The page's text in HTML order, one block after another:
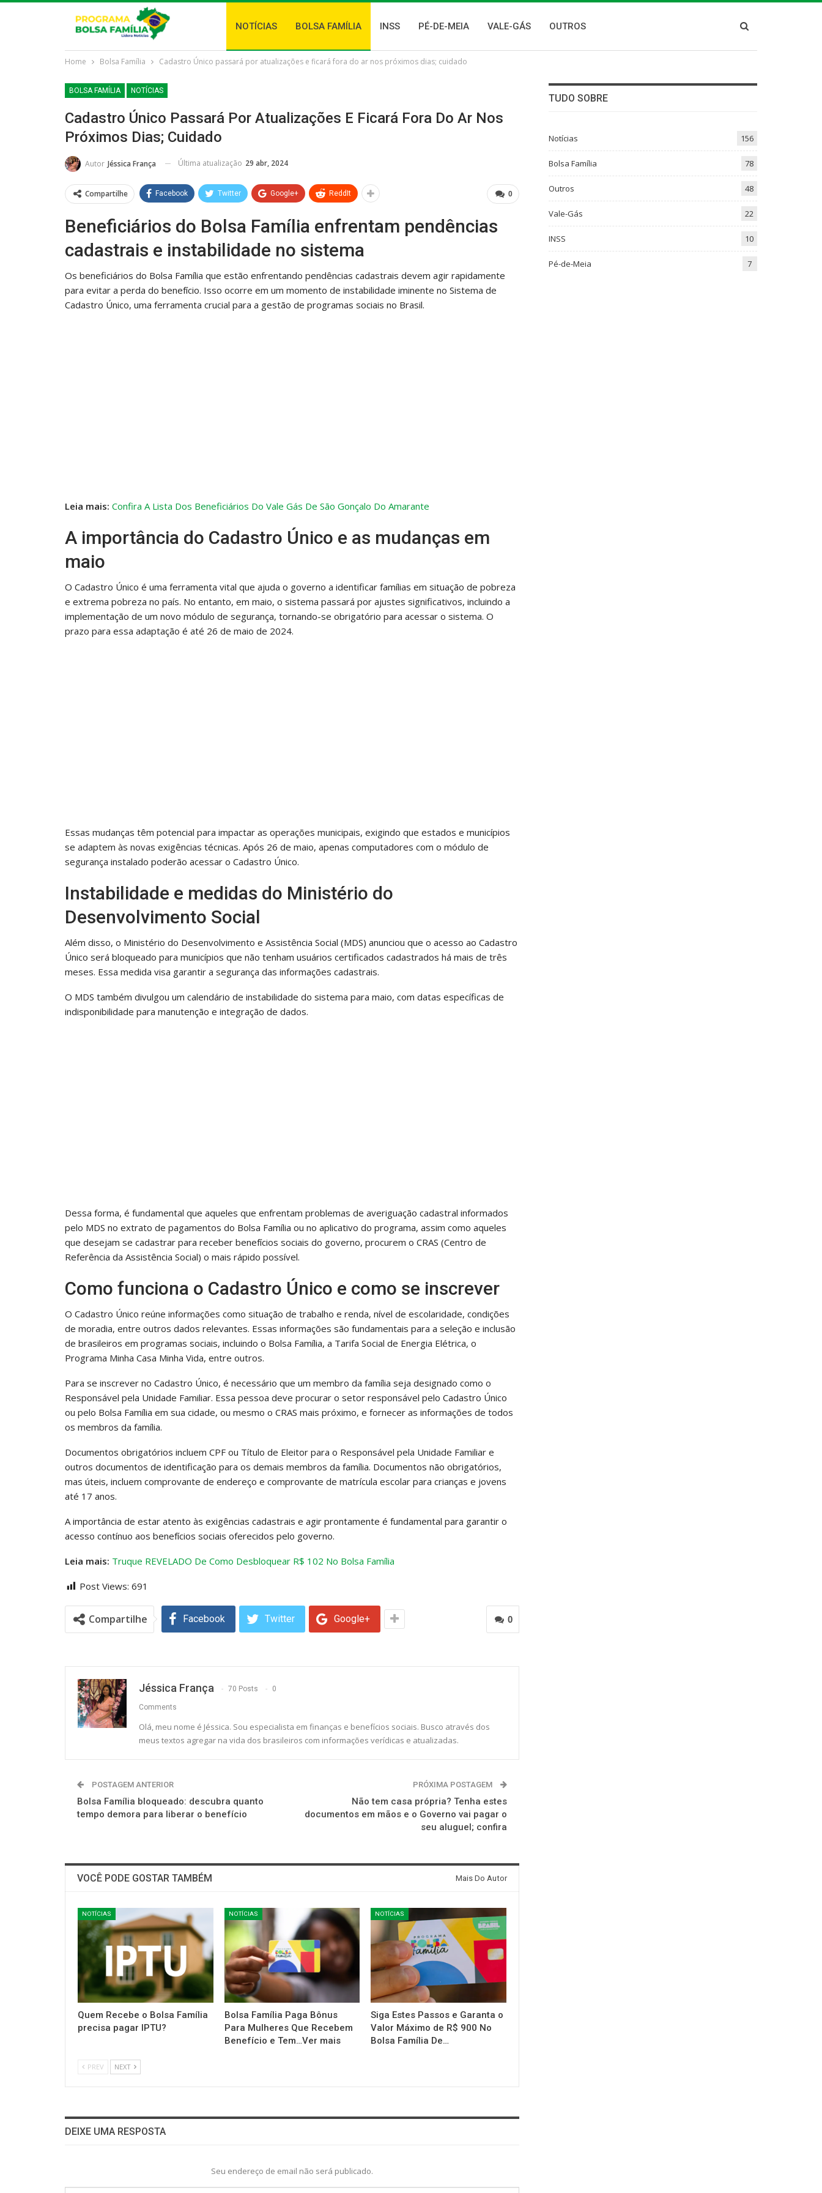
NOTÍCIAS BOLSA FAMÍLIA INSS PÉ-DE-MEIA VALE-GÁS OUTROS
Home Bolsa Família Cadastro Único passará por atualizações e ficará fora do ar nos próximos dias; cuidado
BOLSA FAMÍLIA NOTÍCIAS
Cadastro Único Passará Por Atualizações E Ficará Fora Do Ar Nos
Próximos Dias; Cuidado
Autor Jéssica França Última atualização 29 abr, 2024
0
Compartilhe Facebook Twitter Google+ ReddIt
Beneficiários do Bolsa Família enfrentam pendências
cadastrais e instabilidade no sistema
Os beneficiários do Bolsa Família que estão enfrentando pendências cadastrais devem agir rapidamente
para evitar a perda do benefício. Isso ocorre em um momento de instabilidade iminente no Sistema de
Cadastro Único, uma ferramenta crucial para a gestão de programas sociais no Brasil.
Leia mais: Confira A Lista Dos Beneficiários Do Vale Gás De São Gonçalo Do Amarante
A importância do Cadastro Único e as mudanças em
maio
O Cadastro Único é uma ferramenta vital que ajuda o governo a identificar famílias em situação de pobreza
e extrema pobreza no país. No entanto, em maio, o sistema passará por ajustes significativos, incluindo a
implementação de um novo módulo de segurança, tornando-se obrigatório para acessar o sistema. O
prazo para essa adaptação é até 26 de maio de 2024.
Essas mudanças têm potencial para impactar as operações municipais, exigindo que estados e municípios
se adaptem às novas exigências técnicas. Após 26 de maio, apenas computadores com o módulo de
segurança instalado poderão acessar o Cadastro Único.
Instabilidade e medidas do Ministério do
Desenvolvimento Social
Além disso, o Ministério do Desenvolvimento e Assistência Social (MDS) anunciou que o acesso ao Cadastro
Único será bloqueado para municípios que não tenham usuários certificados cadastrados há mais de três
meses. Essa medida visa garantir a segurança das informações cadastrais.
O MDS também divulgou um calendário de instabilidade do sistema para maio, com datas específicas de
indisponibilidade para manutenção e integração de dados.
Dessa forma, é fundamental que aqueles que enfrentam problemas de averiguação cadastral informados
pelo MDS no extrato de pagamentos do Bolsa Família ou no aplicativo do programa, assim como aqueles
que desejam se cadastrar para receber benefícios sociais do governo, procurem o CRAS (Centro de
Referência da Assistência Social) o mais rápido possível.
Como funciona o Cadastro Único e como se inscrever
O Cadastro Único reúne informações como situação de trabalho e renda, nível de escolaridade, condições
de moradia, entre outros dados relevantes. Essas informações são fundamentais para a seleção e inclusão
de brasileiros em programas sociais, incluindo o Bolsa Família, a Tarifa Social de Energia Elétrica, o
Programa Minha Casa Minha Vida, entre outros.
Para se inscrever no Cadastro Único, é necessário que um membro da família seja designado como o
Responsável pela Unidade Familiar. Essa pessoa deve procurar o setor responsável pelo Cadastro Único
ou pelo Bolsa Família em sua cidade, ou mesmo o CRAS mais próximo, e fornecer as informações de todos
os membros da família.
Documentos obrigatórios incluem CPF ou Título de Eleitor para o Responsável pela Unidade Familiar e
outros documentos de identificação para os demais membros da família. Documentos não obrigatórios,
mas úteis, incluem comprovante de endereço e comprovante de matrícula escolar para crianças e jovens
até 17 anos.
A importância de estar atento às exigências cadastrais e agir prontamente é fundamental para garantir o
acesso contínuo aos benefícios sociais oferecidos pelo governo.
Leia mais: Truque REVELADO De Como Desbloquear R$ 102 No Bolsa Família
Post Views: 691
0
Compartilhe Facebook Twitter Google+
Jéssica França 70 Posts 0
Comments
Olá, meu nome é Jéssica. Sou especialista em finanças e benefícios sociais. Busco através dos
meus textos agregar na vida dos brasileiros com informações verídicas e atualizadas.
POSTAGEM ANTERIOR
Bolsa Família bloqueado: descubra quanto
tempo demora para liberar o benefício
PRÓXIMA POSTAGEM
Não tem casa própria? Tenha estes
documentos em mãos e o Governo vai pagar o
seu aluguel; confira
VOCÊ PODE GOSTAR TAMBÉM Mais Do Autor
NOTÍCIAS
Quem Recebe o Bolsa Família
precisa pagar IPTU?
NOTÍCIAS
Bolsa Família Paga Bônus
Para Mulheres Que Recebem
Benefício e Tem…Ver mais
NOTÍCIAS
Siga Estes Passos e Garanta o
Valor Máximo de R$ 900 No
Bolsa Família De…
PREV NEXT
DEIXE UMA RESPOSTA
Seu endereço de email não será publicado.
TUDO SOBRE
Notícias 156
Bolsa Família 78
Outros 48
Vale-Gás 22
INSS 10
Pé-de-Meia 7